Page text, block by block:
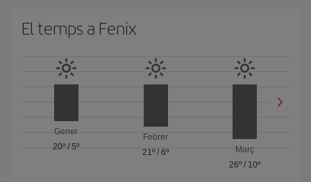
El temps a Fenix
Gener
20º /5º
Febrer
21º / 6º
Març
26º / 10º